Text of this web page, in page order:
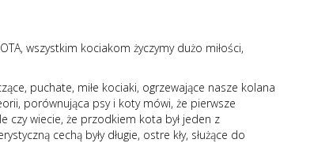
wszystkim kociakom życzymy dużo miłości,
puchate, miłe kociaki, ogrzewające nasze kolana
porównująca psy i koty mówi, że pierwsze
czy wiecie, że przodkiem kota był jeden z
cechą były długie, ostre kły, służące do